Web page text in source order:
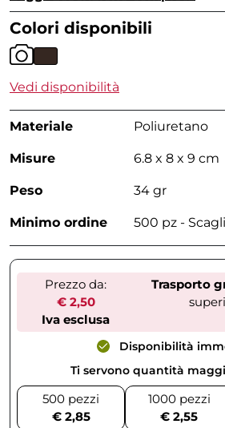
Colori disponibili
Vedi disponibilità
Materiale Poliuretano
Misure 6.8 x 8 x 9 cm
Peso 34 gr
Minimo ordine 500 pz -
Prezzo da:
€ 2,50
Iva esclusa
Trasporto
Disponibilità
Ti servono quantità
500 pezzi
€ 2,85
1000 pezzi
€ 2,55